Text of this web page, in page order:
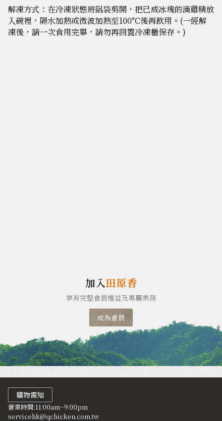
解凍方式：在冷凍狀態將鋁袋剪開，把已成冰塊的滴雞精放
入碗裡，隔水加熱或微波加熱至100°C後再飲用。(一經解
凍後，請一次食用完畢，請勿再回置冷凍櫃保存。)
加入田原香
享有完整會員權益及專屬業務
成為會員
購物需知
營業時間:11:00am~9:00pm
servicehk@qchicken.com.tw